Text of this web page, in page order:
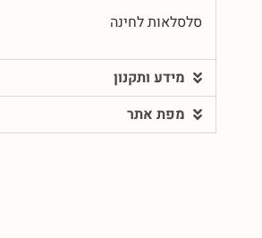
סלסלאות לחינה
מידע ותקנון
מפת אתר